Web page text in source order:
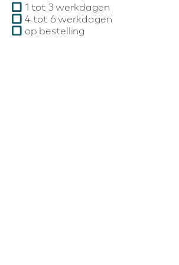
1 tot 3 werkdagen
4 tot 6 werkdagen
op bestelling